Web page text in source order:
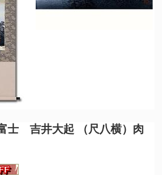
士 吉井大起 （尺八横）肉